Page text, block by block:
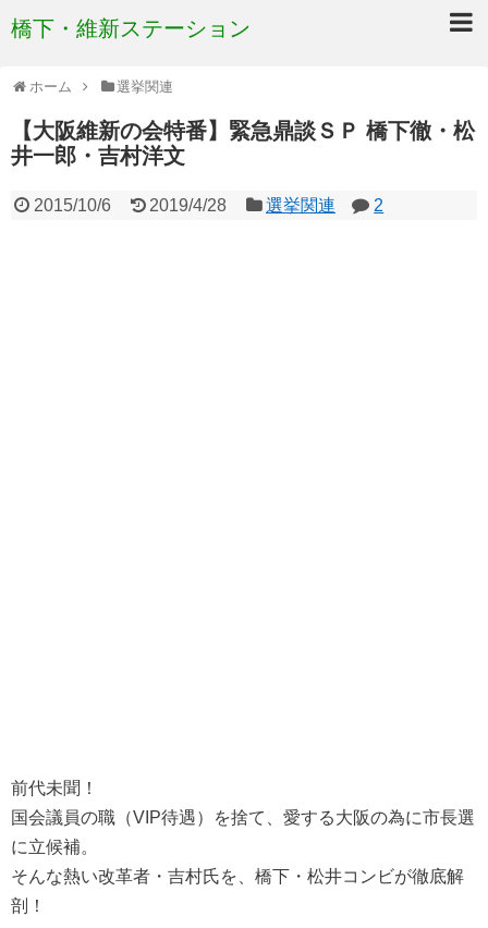
橋下・維新ステーション
ホーム 選挙関連
【大阪維新の会特番】緊急鼎談ＳＰ 橋下徹・松
井一郎・吉村洋文
2015/10/6 2019/4/28 選挙関連 2
前代未聞！
国会議員の職（VIP待遇）を捨て、愛する大阪の為に市長選
に立候補。
そんな熱い改革者・吉村氏を、橋下・松井コンビが徹底解
剖！